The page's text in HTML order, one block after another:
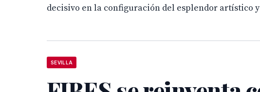
decisivo en la configuración del esplendor artístico
SEVILLA